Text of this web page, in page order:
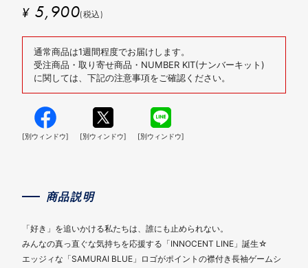
¥ 5,900(税込)
通常商品は1週間程度でお届けします。
受注商品・取り寄せ商品・NUMBER KIT(ナンバーキット)
に関しては、下記の注意事項をご確認ください。
[別ウィンドウ] [別ウィンドウ] [別ウィンドウ]
商品説明
「好き」を追いかける私たちは、誰にも止められない。
みんなの真っ直ぐな気持ちを応援する「INNOCENT LINE」誕生☆
エッジィな「SAMURAI BLUE」ロゴがポイントの襟付き長袖ゲームシ